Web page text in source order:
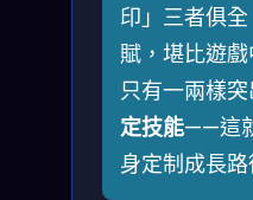
印」三者俱
賦，堪比遊
只有一兩樣
定技能——這
身定制成長路